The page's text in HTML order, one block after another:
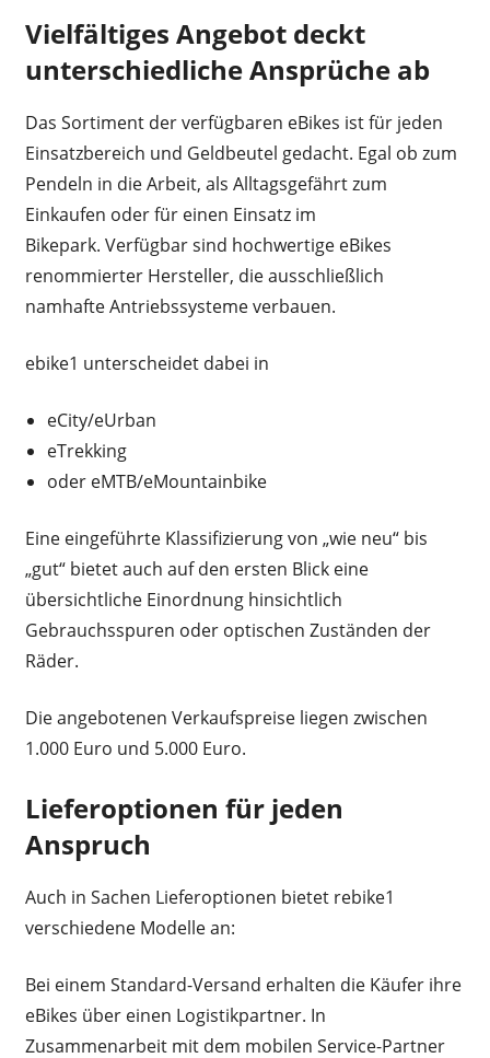
Vielfältiges Angebot deckt
unterschiedliche Ansprüche ab
Das Sortiment der verfügbaren eBikes ist für jeden
Einsatzbereich und Geldbeutel gedacht. Egal ob zum
Pendeln in die Arbeit, als Alltagsgefährt zum
Einkaufen oder für einen Einsatz im
Bikepark. Verfügbar sind hochwertige eBikes
renommierter Hersteller, die ausschließlich
namhafte Antriebssysteme verbauen.
ebike1 unterscheidet dabei in
eCity/eUrban
eTrekking
oder eMTB/eMountainbike
Eine eingeführte Klassifizierung von „wie neu“ bis
„gut“ bietet auch auf den ersten Blick eine
übersichtliche Einordnung hinsichtlich
Gebrauchsspuren oder optischen Zuständen der
Räder.
Die angebotenen Verkaufspreise liegen zwischen
1.000 Euro und 5.000 Euro.
Lieferoptionen für jeden
Anspruch
Auch in Sachen Lieferoptionen bietet rebike1
verschiedene Modelle an:
Bei einem Standard-Versand erhalten die Käufer ihre
eBikes über einen Logistikpartner. In
Zusammenarbeit mit dem mobilen Service-Partner